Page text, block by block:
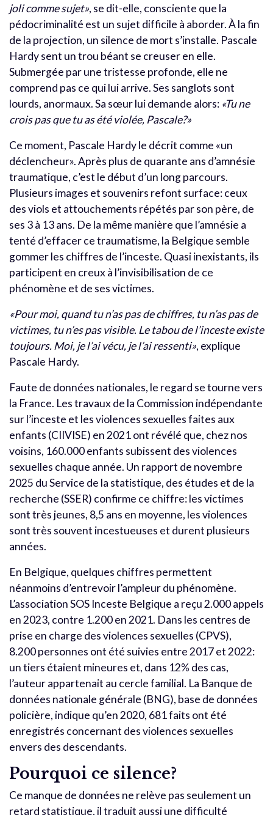
joli comme sujet», se dit-elle, consciente que la
pédocriminalité est un sujet difficile à aborder. À la fin
de la projection, un silence de mort s’installe. Pascale
Hardy sent un trou béant se creuser en elle.
Submergée par une tristesse profonde, elle ne
comprend pas ce qui lui arrive. Ses sanglots sont
lourds, anormaux. Sa sœur lui demande alors: «Tu ne
crois pas que tu as été violée, Pascale?»
Ce moment, Pascale Hardy le décrit comme «un
déclencheur». Après plus de quarante ans d’amnésie
traumatique, c’est le début d’un long parcours.
Plusieurs images et souvenirs refont surface: ceux
des viols et attouchements répétés par son père, de
ses 3 à 13 ans. De la même manière que l’amnésie a
tenté d’effacer ce traumatisme, la Belgique semble
gommer les chiffres de l’inceste. Quasi inexistants, ils
participent en creux à l’invisibilisation de ce
phénomène et de ses victimes.
«Pour moi, quand tu n’as pas de chiffres, tu n’as pas de
victimes, tu n’es pas visible. Le tabou de l’inceste existe
toujours. Moi, je l’ai vécu, je l’ai ressenti», explique
Pascale Hardy.
Faute de données nationales, le regard se tourne vers
la France. Les travaux de la Commission indépendante
sur l’inceste et les violences sexuelles faites aux
enfants (CIIVISE) en 2021 ont révélé que, chez nos
voisins, 160.000 enfants subissent des violences
sexuelles chaque année. Un rapport de novembre
2025 du Service de la statistique, des études et de la
recherche (SSER) confirme ce chiffre: les victimes
sont très jeunes, 8,5 ans en moyenne, les violences
sont très souvent incestueuses et durent plusieurs
années.
En Belgique, quelques chiffres permettent
néanmoins d’entrevoir l’ampleur du phénomène.
L’association SOS Inceste Belgique a reçu 2.000 appels
en 2023, contre 1.200 en 2021. Dans les centres de
prise en charge des violences sexuelles (CPVS),
8.200 personnes ont été suivies entre 2017 et 2022:
un tiers étaient mineures et, dans 12% des cas,
l’auteur appartenait au cercle familial. La Banque de
données nationale générale (BNG), base de données
policière, indique qu’en 2020, 681 faits ont été
enregistrés concernant des violences sexuelles
envers des descendants.
Pourquoi ce silence?
Ce manque de données ne relève pas seulement un
retard statistique, il traduit aussi une difficulté